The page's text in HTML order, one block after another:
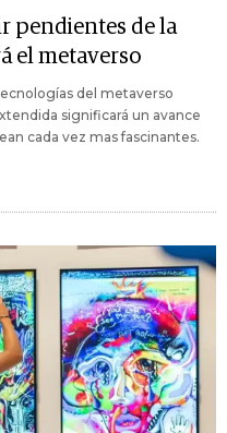
pendientes de la
el metaverso
del metaverso
significará un avance
cada vez mas fascinantes.